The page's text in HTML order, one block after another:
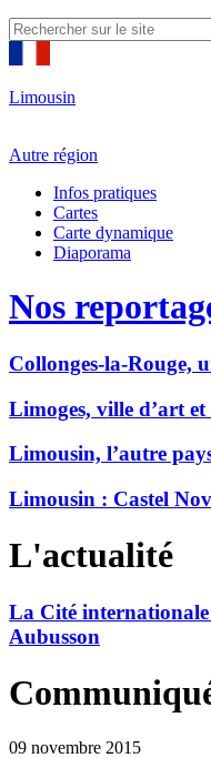
Limousin
Autre région
Infos pratiques
Cartes
Carte dynamique
Diaporama
Nos
Collonges-la-Rouge,
Limoges, ville d’art et
Limousin, l’autre
Limousin : Castel
L'actualité
La Cité internationale
Aubusson
09 novembre 2015